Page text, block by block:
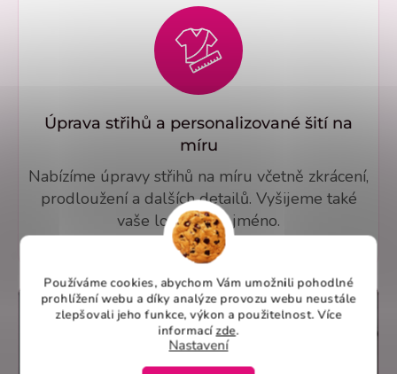
Používáme cookies, abychom Vám umožnili pohodlné
prohlížení webu a díky analýze provozu webu neustále
zlepšovali jeho funkce, výkon a použitelnost. Více
informací zde.
Nastavení
Úprava střihů a personalizované šití na
míru
Nabízíme úpravy střihů na míru včetně zkrácení,
prodloužení a dalších detailů. Vyšijeme také
vaše logo nebo jméno.